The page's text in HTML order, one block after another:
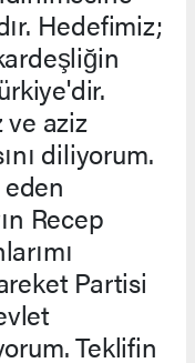
Hedefimiz;
aziz
diliyorum.
Recep
Partisi
Teklifin